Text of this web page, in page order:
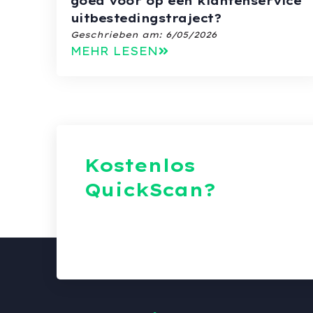
uitbestedingstraject?
Geschrieben am: 6/05/2026
MEHR LESEN
Kostenlos
QuickScan?